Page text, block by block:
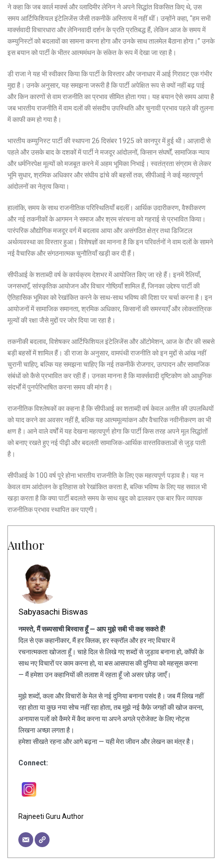
ने कहा कि जब कार्ल मार्क्स और व्लादिमीर लेनिन ने अपने सिद्धांत विकसित किए थे, उस
समय आर्टिफिशियल इंटेलिजेंस जैसी तकनीकें अस्तित्व में नहीं थीं। उन्होंने कहा, “हम सभी
मार्क्सवादी विचारधारा और लेनिनवादी दर्शन के प्रति प्रतिबद्ध हैं, लेकिन आज के समय में
कम्युनिस्टों को बदलावों का सामना करना होगा और उनके साथ तालमेल बैठाना होगा।” उनके
इस बयान को पार्टी के भीतर आत्ममंथन के संकेत के रूप में देखा जा रहा है।
डी राजा ने यह भी स्वीकार किया कि पार्टी के विस्तार और जनाधार में आई गिरावट एक गंभीर
मुद्दा है। उनके अनुसार, यह समझना जरूरी है कि पार्टी अपेक्षित रूप से क्यों नहीं बढ़ पाई
और किन कारणों से वाम राजनीति का प्रभाव सीमित होता गया। यह बयान ऐसे समय आया है
जब भारतीय राजनीति में वाम दलों की संसदीय उपस्थिति और चुनावी प्रभाव पहले की तुलना
में काफी कम हो गया है।
भारतीय कम्युनिस्ट पार्टी की स्थापना 26 दिसंबर 1925 को कानपुर में हुई थी। आज़ादी से
पहले और उसके बाद के दशकों में पार्टी ने मजदूर आंदोलनों, किसान संघर्षों, सामाजिक न्याय
और धर्मनिरपेक्ष मूल्यों को मजबूत करने में अहम भूमिका निभाई। स्वतंत्रता संग्राम से लेकर
भूमि सुधार, श्रमिक अधिकार और संघीय ढांचे की बहसों तक, सीपीआई ने कई महत्वपूर्ण
आंदोलनों का नेतृत्व किया।
हालांकि, समय के साथ राजनीतिक परिस्थितियाँ बदलीं। आर्थिक उदारीकरण, वैश्वीकरण
और नई तकनीकों के आगमन ने समाज और श्रम संरचना को गहराई से प्रभावित किया।
पारंपरिक औद्योगिक मजदूर वर्ग में बदलाव आया और असंगठित क्षेत्र तथा डिजिटल
अर्थव्यवस्था का विस्तार हुआ। विशेषज्ञों का मानना है कि इन परिवर्तनों ने वाम दलों के सामने
नई वैचारिक और संगठनात्मक चुनौतियाँ खड़ी कर दी हैं।
सीपीआई के शताब्दी वर्ष के कार्यक्रम देशभर में आयोजित किए जा रहे हैं। इनमें रैलियाँ,
जनसभाएँ, सांस्कृतिक आयोजन और विचार गोष्ठियाँ शामिल हैं, जिनका उद्देश्य पार्टी की
ऐतिहासिक भूमिका को रेखांकित करने के साथ-साथ भविष्य की दिशा पर चर्चा करना है। इन
आयोजनों में सामाजिक समानता, श्रमिक अधिकार, किसानों की समस्याएँ और लोकतांत्रिक
मूल्यों की रक्षा जैसे मुद्दों पर जोर दिया जा रहा है।
तकनीकी बदलाव, विशेषकर आर्टिफिशियल इंटेलिजेंस और ऑटोमेशन, आज के दौर की सबसे
बड़ी बहसों में शामिल हैं। डी राजा के अनुसार, वामपंथी राजनीति को इन मुद्दों से आंख नहीं
चुरानी चाहिए, बल्कि यह समझना चाहिए कि नई तकनीकें रोजगार, उत्पादन और सामाजिक
संबंधों को कैसे प्रभावित कर रही हैं। उनका मानना है कि मार्क्सवादी दृष्टिकोण को आधुनिक
संदर्भों में पुनर्परिभाषित करना समय की मांग है।
राजनीतिक विश्लेषकों का कहना है कि सीपीआई का शताब्दी वर्ष केवल अतीत की उपलब्धियों
को याद करने का अवसर नहीं है, बल्कि यह आत्ममूल्यांकन और वैचारिक नवीनीकरण का भी
क्षण है। आने वाले वर्षों में यह देखना महत्वपूर्ण होगा कि पार्टी किस तरह अपने मूल सिद्धांतों
को बनाए रखते हुए नई पीढ़ी और बदलती सामाजिक-आर्थिक वास्तविकताओं से जुड़ पाती
है।
सीपीआई के 100 वर्ष पूरे होना भारतीय राजनीति के लिए एक महत्वपूर्ण पड़ाव है। यह न
केवल वाम आंदोलन के इतिहास को रेखांकित करता है, बल्कि भविष्य के लिए यह सवाल भी
खड़ा करता है कि क्या पार्टी बदलते समय के साथ खुद को ढालकर एक बार फिर व्यापक
राजनीतिक प्रभाव स्थापित कर पाएगी।
Author
Sabyasachi Biswas
नमस्ते, मैं सब्यसाची बिस्वास हूँ — आप मुझे सबी भी कह सकते हैं!
दिल से एक कहानीकार, मैं हर क्लिक, हर स्क्रॉल और हर नए विचार में
रचनात्मकता खोजता हूँ। चाहे दिल से लिखे गए शब्दों से जुड़ाव बनाना हो, कॉफी के
साथ नए विचारों पर काम करना हो, या बस आसपास की दुनिया को महसूस करना
— मैं हमेशा उन कहानियों की तलाश में रहता हूँ जो असर छोड़ जाएँ।
मुझे शब्दों, कला और विचारों के मेल से नई दुनिया बनाना पसंद है। जब मैं लिख नहीं
रहा होता या कुछ नया सोच नहीं रहा होता, तब मुझे नई कैफ़े जगहों की खोज करना,
अनायास पलों को कैमरे में कैद करना या अपने अगले प्रोजेक्ट के लिए नोट्स
लिखना अच्छा लगता है।
हमेशा सीखते रहना और आगे बढ़ना — यही मेरा जीवन और लेखन का मंत्र है।
Connect:
Rajneeti Guru Author